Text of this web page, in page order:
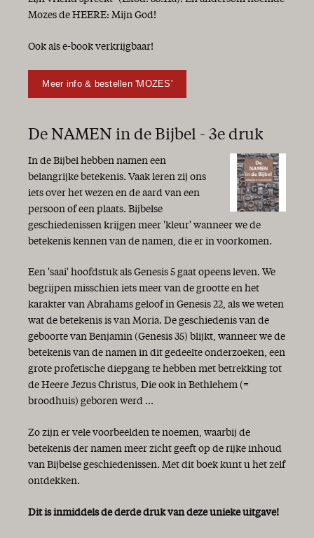
Mozes de HEERE: Mijn God!
Ook als e-book verkrijgbaar!
Meer info & bestellen 'MOZES'
De NAMEN in de Bijbel - 3e druk
In de Bijbel hebben namen een
belangrijke betekenis. Vaak leren zij ons
iets over het wezen en de aard van een
persoon of een plaats. Bijbelse
geschiedenissen krijgen meer 'kleur' wanneer we de
betekenis kennen van de namen, die er in voorkomen.
Een 'saai' hoofdstuk als Genesis 5 gaat opeens leven. We
begrijpen misschien iets meer van de grootte en het
karakter van Abrahams geloof in Genesis 22, als we weten
wat de betekenis is van Moria. De geschiedenis van de
geboorte van Benjamin (Genesis 35) blijkt, wanneer we de
betekenis van de namen in dit gedeelte onderzoeken, een
grote profetische diepgang te hebben met betrekking tot
de Heere Jezus Christus, Die ook in Bethlehem (=
broodhuis) geboren werd ...
Zo zijn er vele voorbeelden te noemen, waarbij de
betekenis der namen meer zicht geeft op de rijke inhoud
van Bijbelse geschiedenissen. Met dit boek kunt u het zelf
ontdekken.
Dit is inmiddels de derde druk van deze unieke uitgave!